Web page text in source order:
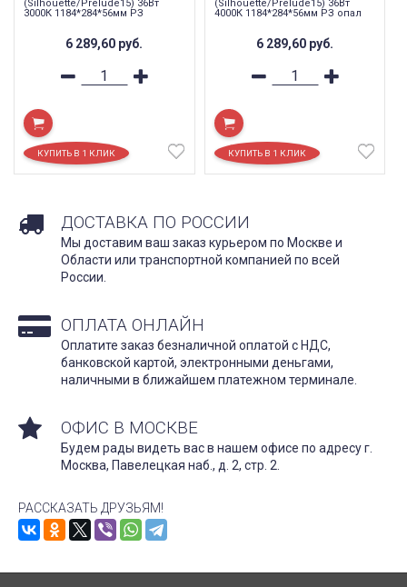
(Silhouette/Prelude15) 36Вт
3000К 1184*284*56мм РЗ
6 289,60 руб.
(Silhouette/Prelude15) 36Вт
4000К 1184*284*56мм РЗ опал
6 289,60 руб.
ДОСТАВКА ПО РОССИИ
Мы доставим ваш заказ курьером по Москве и
Области или транспортной компанией по всей
России.
ОПЛАТА ОНЛАЙН
Оплатите заказ безналичной оплатой с НДС,
банковской картой, электронными деньгами,
наличными в ближайшем платежном терминале.
ОФИС В МОСКВЕ
Будем рады видеть вас в нашем офисе по адресу г.
Москва, Павелецкая наб., д. 2, стр. 2.
РАССКАЗАТЬ ДРУЗЬЯМ!